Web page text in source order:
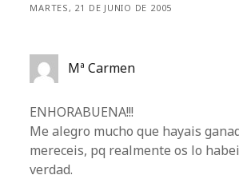
MARTES, 21 DE JUNIO DE 2005
Mª Carmen
ENHORABUENA!!!
Me alegro mucho que hayais
mereceis, pq realmente os lo
verdad.